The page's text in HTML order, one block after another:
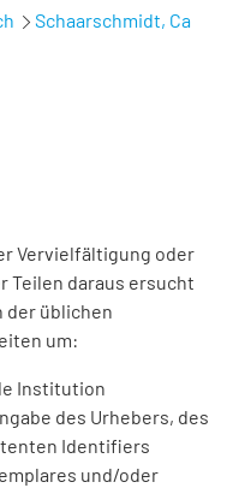
Schaarschmidt, Ca
Vervielfältigung oder
Teilen daraus ersucht
der üblichen
um:
Institution
des Urhebers, des
Identifiers
und/oder